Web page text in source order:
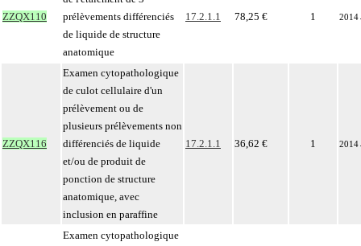
ZZQX110
prélèvements différenciés
de liquide de structure
anatomique
17.2.1.1 78,25 € 1 2014
ZZQX116
Examen cytopathologique
de culot cellulaire d'un
prélèvement ou de
plusieurs prélèvements non
différenciés de liquide
et/ou de produit de
ponction de structure
anatomique, avec
inclusion en paraffine
17.2.1.1 36,62 € 1 2014
Examen cytopathologique